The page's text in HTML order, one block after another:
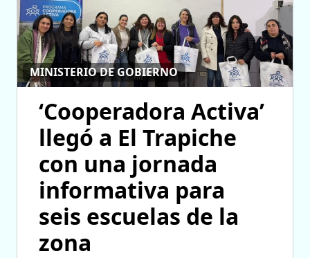
MINISTERIO DE GOBIERNO
‘Cooperadora Activa’
llegó a El Trapiche
con una jornada
informativa para
seis escuelas de la
zona